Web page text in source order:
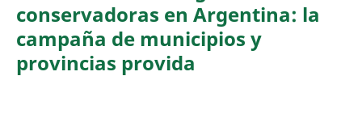
conservadoras en Argentina: la
campaña de municipios y
provincias provida